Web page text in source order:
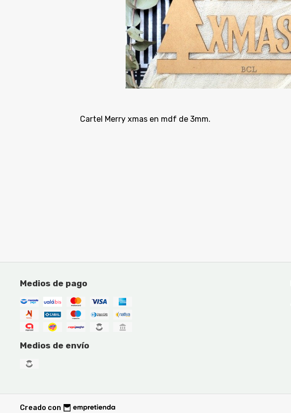
Cartel Merry xmas en mdf de 3mm.
Medios de pago
Medios de envío
Creado con